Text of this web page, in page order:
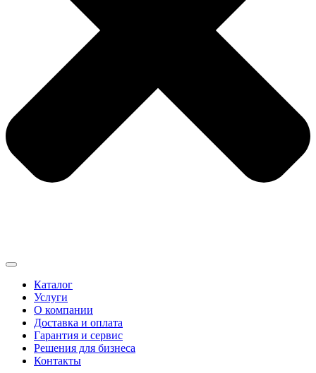
Каталог
Услуги
О компании
Доставка и оплата
Гарантия и сервис
Решения для бизнеса
Контакты